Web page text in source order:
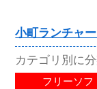
小町ランチャ
カテゴリ別に
フリーソフ